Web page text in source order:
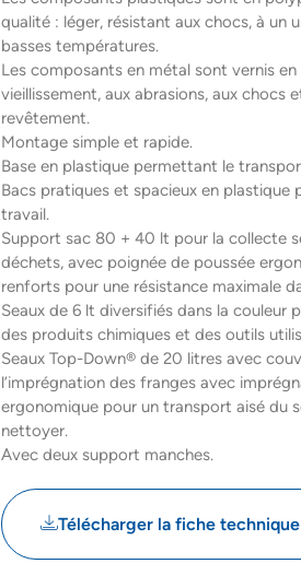
qualité : léger, résistant aux chocs, à un
basses températures.
Les composants en métal sont vernis
vieillissement, aux abrasions, aux chocs
revêtement.
Montage simple et rapide.
Base en plastique permettant le
Bacs pratiques et spacieux en
travail.
Support sac 80 + 40 lt pour la collecte
déchets, avec poignée de poussée
renforts pour une résistance maximale
Seaux de 6 lt diversifiés dans la couleur
des produits chimiques et des outils
Seaux Top-Down® de 20 litres avec
l’imprégnation des franges avec
ergonomique pour un transport aisé du
nettoyer.
Avec deux support manches.
Télécharger la fiche technique